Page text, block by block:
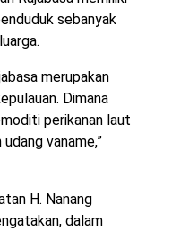
sebanyak
merupakan
Dimana
perikanan laut
vaname,”
H. Nanang
dalam